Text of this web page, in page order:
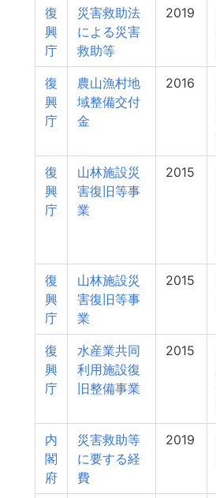
復
興
庁
災害救助法
による災害
救助等
2019
復
興
庁
農山漁村地
域整備交付
金
2016
復
興
庁
山林施設災
害復旧等事
業
2015
復
興
庁
山林施設災
害復旧等事
業
2015
復
興
庁
水産業共同
利用施設復
旧整備事業
2015
内
閣
府
災害救助等
に要する経
費
2019